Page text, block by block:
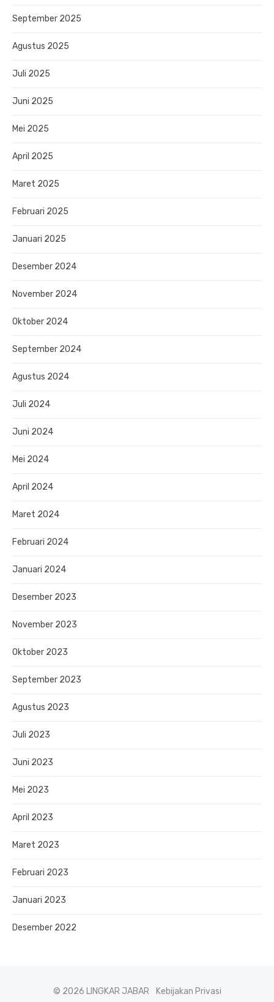
September 2025
Agustus 2025
Juli 2025
Juni 2025
Mei 2025
April 2025
Maret 2025
Februari 2025
Januari 2025
Desember 2024
November 2024
Oktober 2024
September 2024
Agustus 2024
Juli 2024
Juni 2024
Mei 2024
April 2024
Maret 2024
Februari 2024
Januari 2024
Desember 2023
November 2023
Oktober 2023
September 2023
Agustus 2023
Juli 2023
Juni 2023
Mei 2023
April 2023
Maret 2023
Februari 2023
Januari 2023
Desember 2022
© 2026 LINGKAR JABAR
Kebijakan Privasi